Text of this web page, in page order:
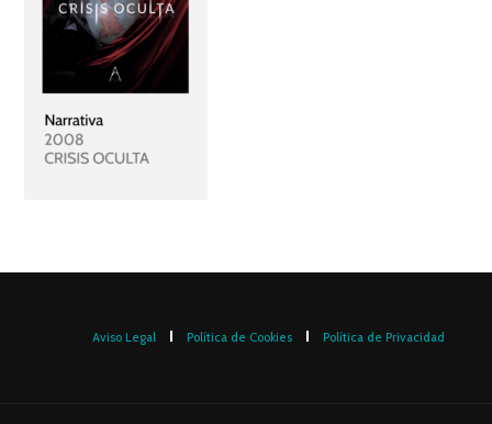
Aviso Legal Política de Cookies Política de Privacidad